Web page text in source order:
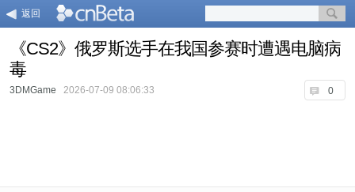
返回
《CS2》俄罗斯选手在我国参赛时遭遇电脑病
毒
0
3DMGame 2026-07-09 08:06:33